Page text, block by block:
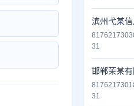
滨州弋某
31
邯郸茉某有
31